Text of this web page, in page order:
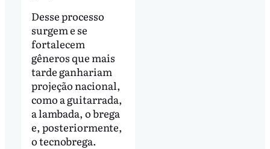
Desse processo
surgem e se
fortalecem
gêneros que mais
tarde ganhariam
projeção nacional,
como a guitarrada,
a lambada, o brega
e, posteriormente,
o tecnobrega.